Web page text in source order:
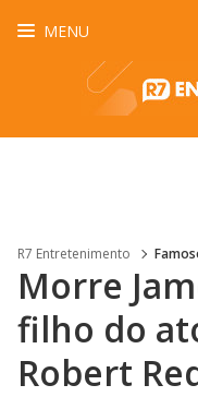
MENU
R7 Entretenimento
Morre
filho do
Robert